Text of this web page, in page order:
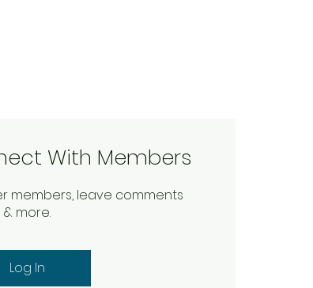
With Members
members, leave comments
& more.
Log In